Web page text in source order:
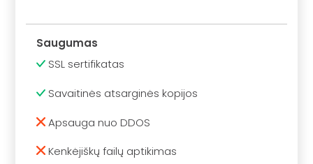
Saugumas
SSL sertifikatas
Savaitinės atsarginės kopijos
Apsauga nuo DDOS
Kenkėjiškų failų aptikimas